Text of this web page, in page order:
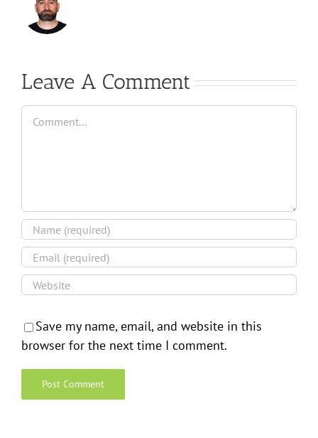
Leave A Comment
Comment
Save my name, email, and website in this
browser for the next time I comment.